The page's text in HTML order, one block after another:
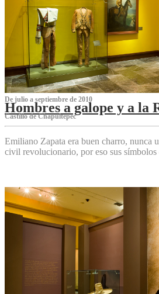
De julio a septiembre de 2010
Hombres a galope y a la
Castillo de Chapultepec
Emiliano Zapata era buen charro, nunca
civil revolucionario, por eso sus